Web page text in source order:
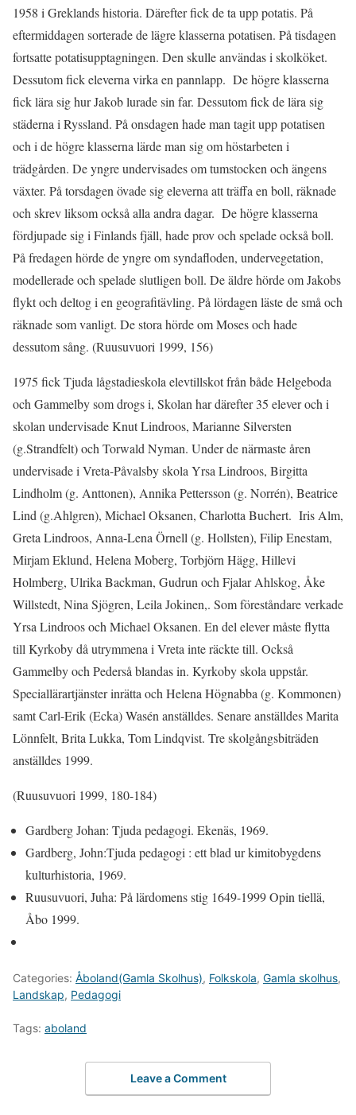
1958 i Greklands historia. Därefter fick de ta upp potatis. På
eftermiddagen sorterade de lägre klasserna potatisen. På tisdagen
fortsatte potatisupptagningen. Den skulle användas i skolköket.
Dessutom fick eleverna virka en pannlapp. De högre klasserna
fick lära sig hur Jakob lurade sin far. Dessutom fick de lära sig
städerna i Ryssland. På onsdagen hade man tagit upp potatisen
och i de högre klasserna lärde man sig om höstarbeten i
trädgården. De yngre undervisades om tumstocken och ängens
växter. På torsdagen övade sig eleverna att träffa en boll, räknade
och skrev liksom också alla andra dagar. De högre klasserna
fördjupade sig i Finlands fjäll, hade prov och spelade också boll.
På fredagen hörde de yngre om syndafloden, undervegetation,
modellerade och spelade slutligen boll. De äldre hörde om Jakobs
flykt och deltog i en geografitävling. På lördagen läste de små och
räknade som vanligt. De stora hörde om Moses och hade
dessutom sång. (Ruusuvuori 1999, 156)
1975 fick Tjuda lågstadieskola elevtillskot från både Helgeboda
och Gammelby som drogs i, Skolan har därefter 35 elever och i
skolan undervisade Knut Lindroos, Marianne Silversten
(g.Strandfelt) och Torwald Nyman. Under de närmaste åren
undervisade i Vreta-Påvalsby skola Yrsa Lindroos, Birgitta
Lindholm (g. Anttonen), Annika Pettersson (g. Norrén), Beatrice
Lind (g.Ahlgren), Michael Oksanen, Charlotta Buchert. Iris Alm,
Greta Lindroos, Anna-Lena Örnell (g. Hollsten), Filip Enestam,
Mirjam Eklund, Helena Moberg, Torbjörn Hägg, Hillevi
Holmberg, Ulrika Backman, Gudrun och Fjalar Ahlskog, Åke
Willstedt, Nina Sjögren, Leila Jokinen,. Som föreståndare verkade
Yrsa Lindroos och Michael Oksanen. En del elever måste flytta
till Kyrkoby då utrymmena i Vreta inte räckte till. Också
Gammelby och Pederså blandas in. Kyrkoby skola uppstår.
Speciallärartjänster inrätta och Helena Högnabba (g. Kommonen)
samt Carl-Erik (Ecka) Wasén anställdes. Senare anställdes Marita
Lönnfelt, Brita Lukka, Tom Lindqvist. Tre skolgångsbiträden
anställdes 1999.
(Ruusuvuori 1999, 180-184)
Gardberg Johan: Tjuda pedagogi. Ekenäs, 1969.
Gardberg, John:Tjuda pedagogi : ett blad ur kimitobygdens
kulturhistoria, 1969.
Ruusuvuori, Juha: På lärdomens stig 1649-1999 Opin tiellä,
Åbo 1999.
Categories: Åboland(Gamla Skolhus), Folkskola, Gamla skolhus,
Landskap, Pedagogi
Tags: aboland
Leave a Comment